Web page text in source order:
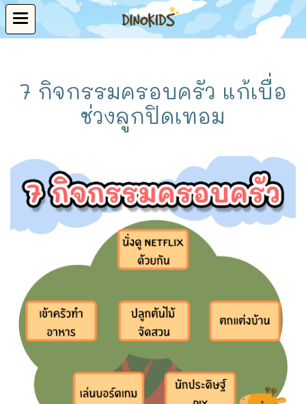
7 กิจกรรมครอบครัว แก้เบื่อ
ช่วงลูกปิดเทอม